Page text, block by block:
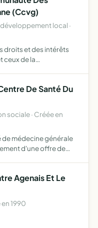
(Ccvg)
local ·
droits et des intérêts
ceux de la
De Santé Du
sociale · Créée en
de médecine générale
d'une offre de
Agenais Et Le
1990